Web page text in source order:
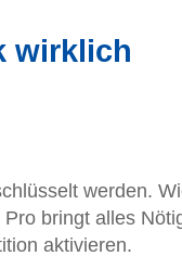
wirklich
werden.
bringt alles
aktivieren.